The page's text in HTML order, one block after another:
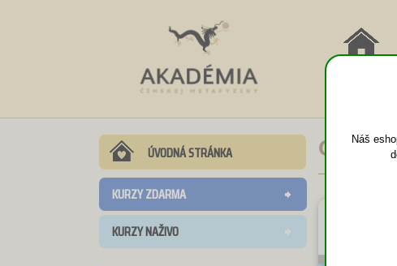
Náš
ÚVODNÁ STRÁNKA
KURZY ZDARMA
KURZY NAŽIVO